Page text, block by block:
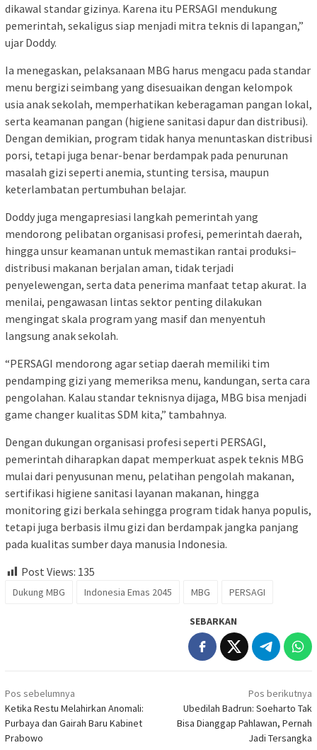
dikawal standar gizinya. Karena itu PERSAGI mendukung
pemerintah, sekaligus siap menjadi mitra teknis di lapangan,”
ujar Doddy.
Ia menegaskan, pelaksanaan MBG harus mengacu pada standar
menu bergizi seimbang yang disesuaikan dengan kelompok
usia anak sekolah, memperhatikan keberagaman pangan lokal,
serta keamanan pangan (higiene sanitasi dapur dan distribusi).
Dengan demikian, program tidak hanya menuntaskan distribusi
porsi, tetapi juga benar-benar berdampak pada penurunan
masalah gizi seperti anemia, stunting tersisa, maupun
keterlambatan pertumbuhan belajar.
Doddy juga mengapresiasi langkah pemerintah yang
mendorong pelibatan organisasi profesi, pemerintah daerah,
hingga unsur keamanan untuk memastikan rantai produksi–
distribusi makanan berjalan aman, tidak terjadi
penyelewengan, serta data penerima manfaat tetap akurat. Ia
menilai, pengawasan lintas sektor penting dilakukan
mengingat skala program yang masif dan menyentuh
langsung anak sekolah.
“PERSAGI mendorong agar setiap daerah memiliki tim
pendamping gizi yang memeriksa menu, kandungan, serta cara
pengolahan. Kalau standar teknisnya dijaga, MBG bisa menjadi
game changer kualitas SDM kita,” tambahnya.
Dengan dukungan organisasi profesi seperti PERSAGI,
pemerintah diharapkan dapat memperkuat aspek teknis MBG
mulai dari penyusunan menu, pelatihan pengolah makanan,
sertifikasi higiene sanitasi layanan makanan, hingga
monitoring gizi berkala sehingga program tidak hanya populis,
tetapi juga berbasis ilmu gizi dan berdampak jangka panjang
pada kualitas sumber daya manusia Indonesia.
Post Views: 135
Dukung MBG Indonesia Emas 2045 MBG PERSAGI
SEBARKAN
Navigasi
pos
Pos sebelumnya
Ketika Restu Melahirkan Anomali:
Purbaya dan Gairah Baru Kabinet
Prabowo
Pos berikutnya
Ubedilah Badrun: Soeharto Tak
Bisa Dianggap Pahlawan, Pernah
Jadi Tersangka